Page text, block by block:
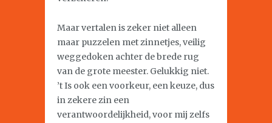
Maar vertalen is zeker niet alleen
maar puzzelen met zinnetjes, veilig
weggedoken achter de brede rug
van de grote meester. Gelukkig niet.
’t Is ook een voorkeur, een keuze, dus
in zekere zin een
verantwoordelijkheid, voor mij zelfs